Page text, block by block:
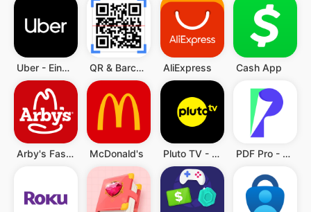
Uber - Eine Fahrt bestellen QR & Barcode Scanner (Deutsch) AliExpress Cash App
Arby's Fast Food Sandwiches McDonald's Pluto TV - TV, Filme & Serien PDF Pro - Reader & Maker